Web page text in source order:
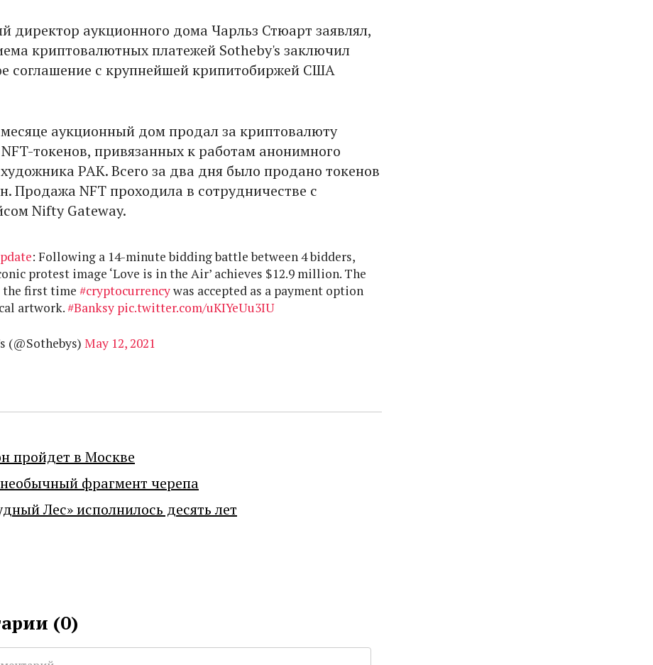
директор аукционного дома Чарльз Стюарт заявлял,
криптовалютных платежей Sotheby's заключил
соглашение с крупнейшей крипитобиржей США
аукционный дом продал за криптовалюту
токенов, привязанных к работам анонимного
PAK. Всего за два дня было продано токенов
Продажа NFT проходила в сотрудничестве с
Nifty Gateway.
: Following a 14-minute bidding battle between 4 bidders,
protest image ‘Love is in the Air’ achieves $12.9 million. The
the first time #cryptocurrencywas accepted as a payment option
artwork.#Banksy pic.twitter.com/uKIYeUu3IU
(@Sothebys) May 12, 2021
пройдет в Москве
фрагмент черепа
Лес» исполнилось десять лет
(0)